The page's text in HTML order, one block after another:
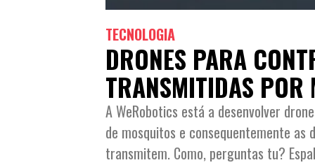
TECNOLOGIA
DRONES PARA
TRANSMITIDAS POR
A WeRobotics está a desenvolver
de mosquitos e consequentemente as
transmitem. Como, perguntas tu?